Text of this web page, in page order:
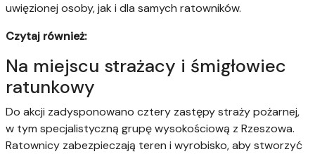
uwięzionej osoby, jak i dla samych ratowników.
Czytaj również:
Na miejscu strażacy i śmigłowiec
ratunkowy
Do akcji zadysponowano cztery zastępy straży pożarnej,
w tym specjalistyczną grupę wysokościową z Rzeszowa.
Ratownicy zabezpieczają teren i wyrobisko, aby stworzyć